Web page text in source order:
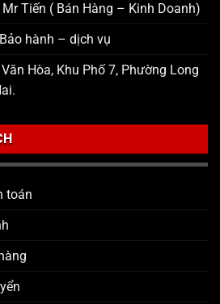
Tiến ( Bán Hàng – Kinh Doanh)
hành – dịch vụ
Hòa, Khu Phố 7, Phường Long
toán